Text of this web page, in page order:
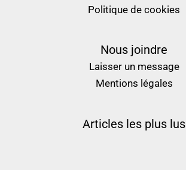
Politique de cookies
Nous joindre
Laisser un message
Mentions légales
Articles les plus lus